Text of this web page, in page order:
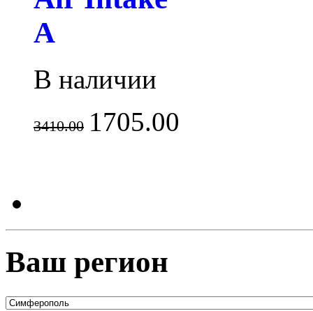
A
В наличии
3410.00 1705.00
Ваш регион